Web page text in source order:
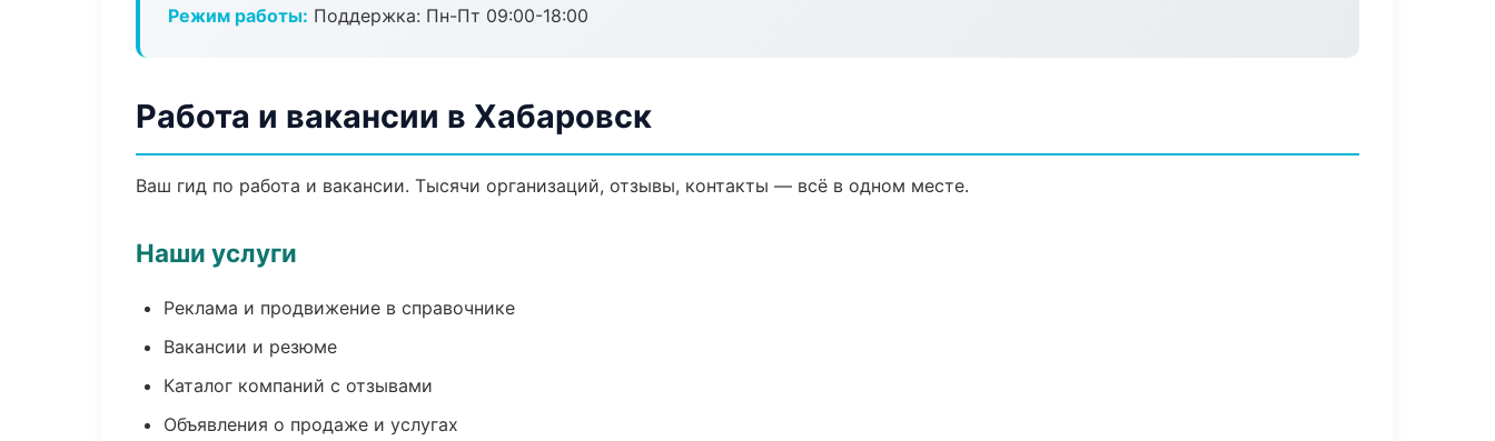
Режим работы: Поддержка: Пн-Пт 09:00-18:00
Работа и вакансии в Хабаровск
Ваш гид по работа и вакансии. Тысячи организаций, отзывы, контакты — всё в одном месте.
Наши услуги
Реклама и продвижение в справочнике
Вакансии и резюме
Каталог компаний с отзывами
Объявления о продаже и услугах